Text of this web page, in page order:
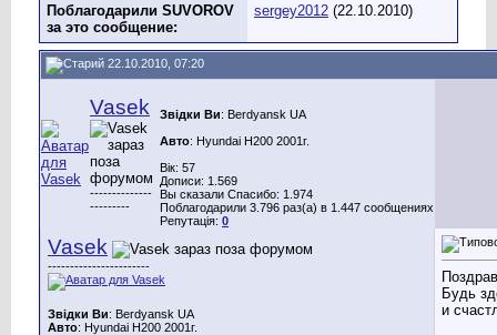
Поблагодарили SUVOROV
за это сообщение:
sergey2012 (22.10.2010)
22.10.2010, 07:20
Vasek
--------------
---------
Звідки Ви: Berdyansk UA
Авто: Hyundai H200 2001г.
Вік: 57
Дописи: 1.569
Вы сказали Спасибо: 1.974
Поблагодарили 3.796 раз(а) в 1.447 сообщениях
Репутація: 0
Vasek
-----------------------
Звідки Ви: Berdyansk UA
Авто: Hyundai H200 2001г.
Будь
и